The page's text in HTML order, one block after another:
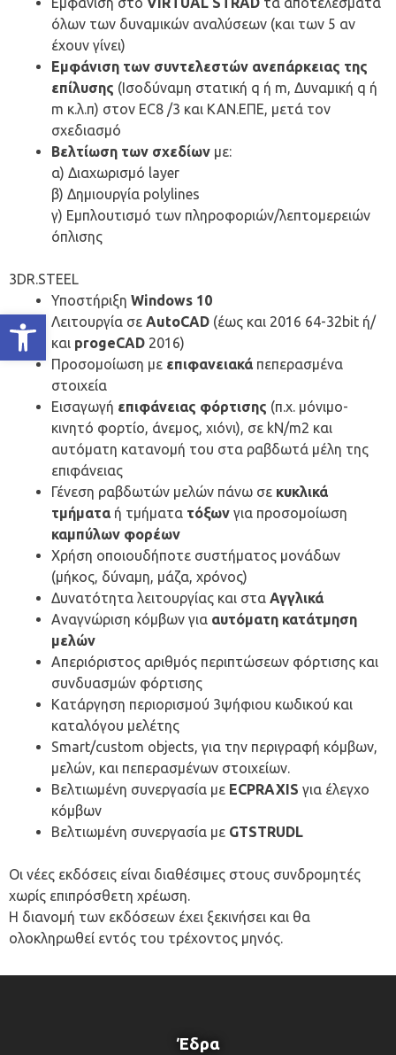
Ανοίξτε τη γραμμή εργαλείων
όλων των δυναμικών αναλύσεων (και των 5 αν
έχουν γίνει)
Εμφάνιση των συντελεστών ανεπάρκειας της
επίλυσης (Ισοδύναμη στατική q ή m, Δυναμική q ή
m κ.λ.π) στον ΕC8 /3 και ΚΑΝ.ΕΠΕ, μετά τον
σχεδιασμό
Βελτίωση των σχεδίων με:
α) Διαχωρισμό layer
β) Δημιουργία polylines
γ) Εμπλουτισμό των πληροφοριών/λεπτομερειών
όπλισης
3DR.STEEL
Υποστήριξη Windows 10
Λειτουργία σε AutoCAD (έως και 2016 64-32bit ή/
και progeCAD 2016)
Προσομοίωση με επιφανειακάπεπερασμένα
στοιχεία
Εισαγωγή επιφάνειας φόρτισης (π.χ. μόνιμο-
κινητό φορτίο, άνεμος, χιόνι), σε kN/m2 και
αυτόματη κατανομή του στα ραβδωτά μέλη της
επιφάνειας
Γένεση ραβδωτών μελών πάνω σε κυκλικά
τμήματαή τμήματα τόξων για προσομοίωση
καμπύλων φορέων
Xρήση οποιουδήποτε συστήματος μονάδων
(μήκος, δύναμη, μάζα, χρόνος)
Δυνατότητα λειτουργίας και στα Αγγλικά
Αναγνώριση κόμβων για αυτόματη κατάτμηση
μελών
Απεριόριστος αριθμός περιπτώσεων φόρτισης και
συνδυασμών φόρτισης
Κατάργηση περιορισμού 3ψήφιου κωδικού και
καταλόγου μελέτης
Smart/custom objects, για την περιγραφή κόμβων,
μελών, και πεπερασμένων στοιχείων.
Βελτιωμένη συνεργασία με ECPRAXIS για έλεγχο
κόμβων
Βελτιωμένη συνεργασία με GTSTRUDL
Οι νέες εκδόσεις είναι διαθέσιμες στους συνδρομητές
χωρίς επιπρόσθετη χρέωση.
Η διανομή των εκδόσεων έχει ξεκινήσει και θα
ολοκληρωθεί εντός του τρέχοντος μηνός.
Έδρα